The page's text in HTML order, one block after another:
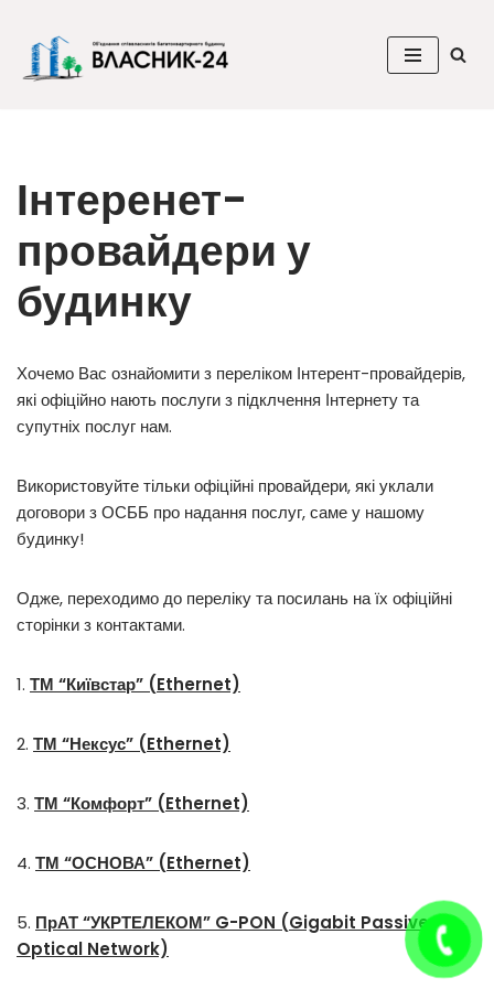
Перейти
до
Інтеренет-
провайдери у
будинку
Хочемо Вас ознайомити з переліком Інтерент-провайдерів,
які офіційно нають послуги з підклчення Інтернету та
супутніх послуг нам.
Використовуйте тільки офіційні провайдери, які уклали
договори з ОСББ про надання послуг, саме у нашому
будинку!
Одже, переходимо до переліку та посилань на їх офіційні
сторінки з контактами.
1. ТМ “Київстар” (Ethernet)
2. ТМ “Нексус” (Ethernet)
3. ТМ “Комфорт” (Ethernet)
4. ТМ “ОСНОВА” (Ethernet)
5. ПрАТ “УКРТЕЛЕКОМ” G-PON (Gigabit Passive
Optical Network)